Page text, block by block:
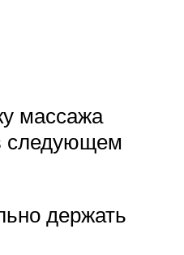
массажа
следующем
держать